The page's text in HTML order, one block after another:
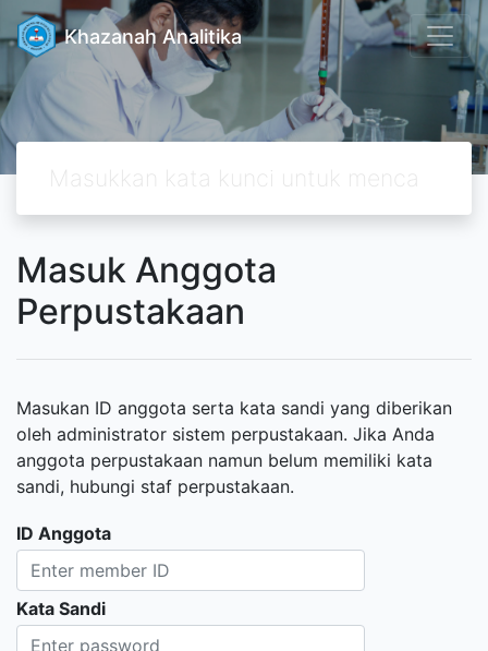
Khazanah Analitika
Masuk Anggota
Perpustakaan
Masukan ID anggota serta kata sandi yang diberikan
oleh administrator sistem perpustakaan. Jika Anda
anggota perpustakaan namun belum memiliki kata
sandi, hubungi staf perpustakaan.
ID Anggota
Kata Sandi